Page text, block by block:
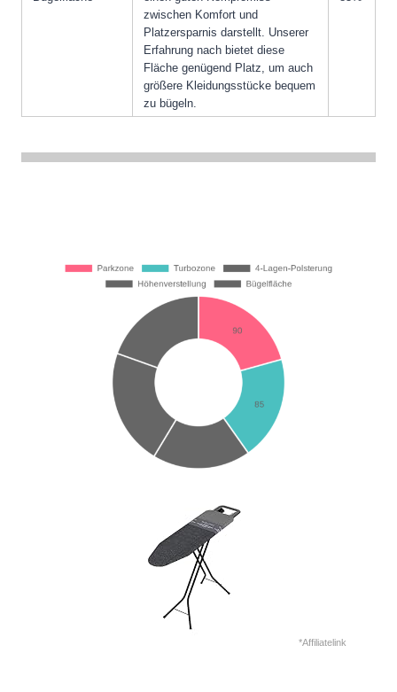
zwischen Komfort und
Platzersparnis darstellt. Unserer
Erfahrung nach bietet diese
Fläche genügend Platz, um auch
größere Kleidungsstücke bequem
zu bügeln.
*Affiliatelink